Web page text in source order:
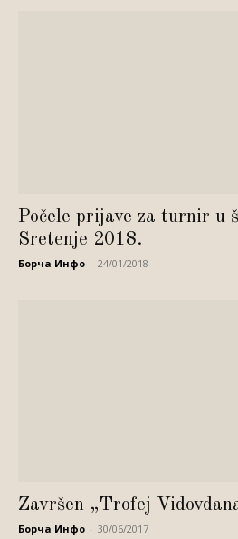
Počele prijave za turnir u
Sretenje 2018.
Борча Инфо 24/01/2018
Završen „Trofej
Борча Инфо 30/06/2017